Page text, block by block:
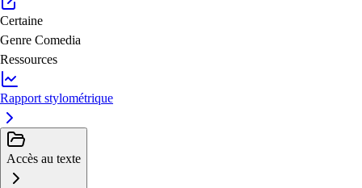
Certaine
Genre Comedia
Ressources
Rapport stylométrique
Accès au texte